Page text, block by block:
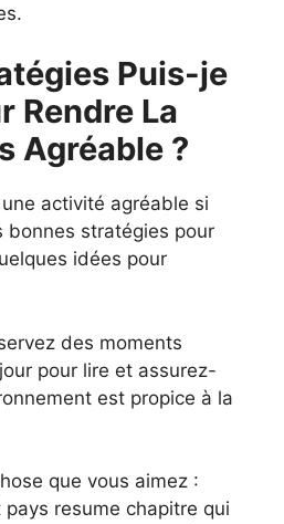
Puis-je
Rendre La
Agréable ?
activité agréable si
bonnes stratégies pour
idées pour
des moments
pour lire et assurez-
est propice à la
que vous aimez :
resume chapitre qui